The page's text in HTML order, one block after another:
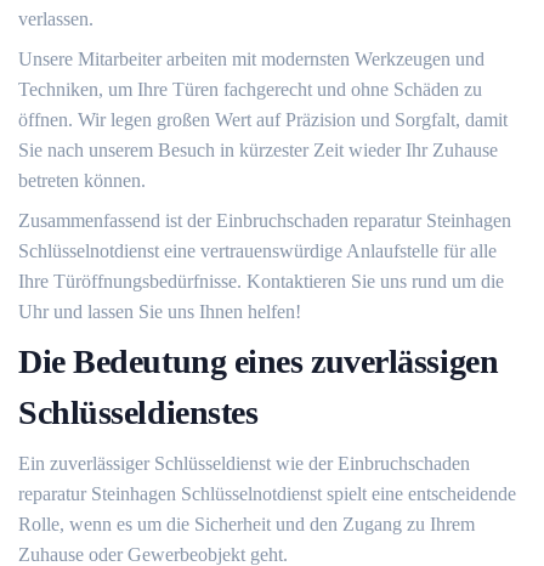
verlassen.​
Unsere Mitarbeiter arbeiten mit modernsten Werkzeugen und
Techniken, um Ihre Türen fachgerecht und ohne Schäden zu
öffnen.​ Wir legen großen Wert auf Präzision und Sorgfalt, damit
Sie nach unserem Besuch in kürzester Zeit wieder Ihr Zuhause
betreten können.​
Zusammenfassend ist der Einbruchschaden reparatur Steinhagen
Schlüsselnotdienst eine vertrauenswürdige Anlaufstelle für alle
Ihre Türöffnungsbedürfnisse.​ Kontaktieren Sie uns rund um die
Uhr und lassen Sie uns Ihnen helfen!​
Die Bedeutung eines zuverlässigen
Schlüsseldienstes
Ein zuverlässiger Schlüsseldienst wie der Einbruchschaden
reparatur Steinhagen Schlüsselnotdienst spielt eine entscheidende
Rolle, wenn es um die Sicherheit und den Zugang zu Ihrem
Zuhause oder Gewerbeobjekt geht.​